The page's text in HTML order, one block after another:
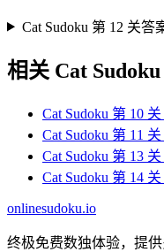
Cat Sudoku 第 12 关答
相关 Cat
Cat Sudoku 第 10 关
Cat Sudoku 第 11 关
Cat Sudoku 第 13 关
Cat Sudoku 第 14 关
onlinesudoku.io
终极免费数独体验，提